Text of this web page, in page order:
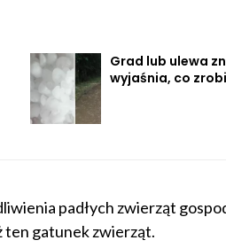
Grad lub ulewa
wyjaśnia, co
padłych zwierząt
ten gatunek zwierząt.